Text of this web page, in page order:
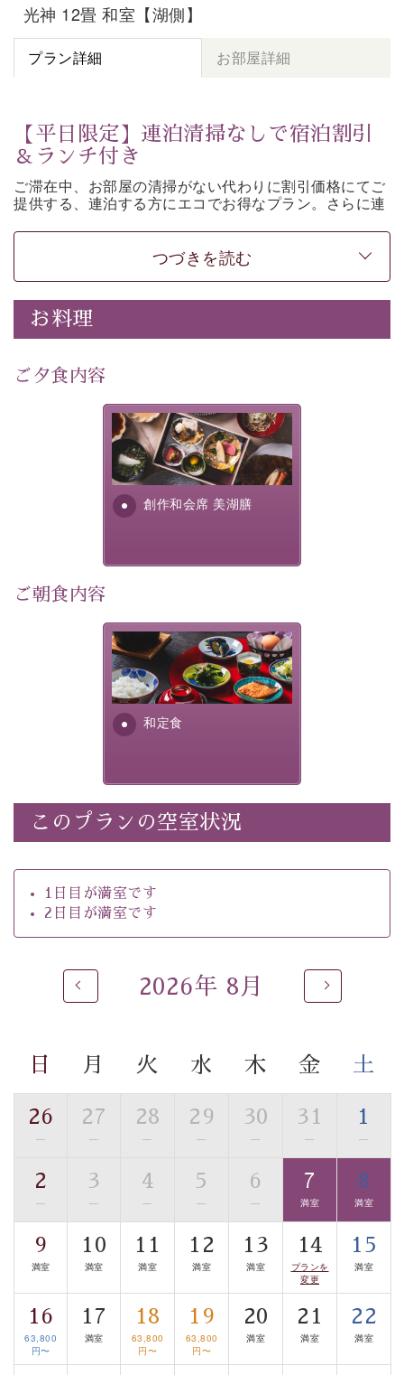
光神 12畳 和室【湖側】
プラン詳細 お部屋詳細
【平日限定】連泊清掃なしで宿泊割引
＆ランチ付き
ご滞在中、お部屋の清掃がない代わりに割引価格にてご
提供する、連泊する方にエコでお得なプラン。さらに連
社参拝バス（要事前予約）などの基本サービスもご用意
＜プラン注意事項＞ ※必ずお読みください
①客室内の清掃及びベッドメイキングは行いません。お
部屋はお出かけ時の状態のままとさせていただきます。
②タオル交換はご対応いたします。
-----------【安心への取り組み】----------
滞在いただけるよう
30項目以上からなる独自の衛生・消毒プログラムの基、
徹底した衛生管理を行っております。
----------------------------------------------
す）
貸切温泉風呂40分無料（滞在中一回）
・朝夕個室料亭で個室食
・諏訪大社4社を巡る無料参拝バス（事前予約制）
・館内着をご用意
・就寝用パジャマをご用意
・環境に配慮したアメニティをご用意
・チェックイン15時、チェックアウト10時
・朝夕個室料亭で個室食
・ご夕食は地産地消の創作和会席 美湖膳（二十四節気
【温泉】
るご入浴をお愉しみください。
■お座敷風呂（大浴場）
温泉の成分に合わせ、防菌防カビの特殊素材の畳を使
用。 足元が柔らかく、そして滑りにくい畳のお風呂で
※男性大浴場までのご移動には階段がございます。 予め
ご了承のほどお願いいたします。
■貸切温泉風呂 （40分無料）
眺望はございませんが、源泉掛け流しの温泉の質を楽し
む貸切温泉風呂です。ゆったりといやされるプライベー
トな空間をお愉しみください。
【旅】
つづきを読む
お料理
ご夕食内容
創作和会席 美湖膳
美湖膳とは諏訪の地で特別を
提供する為に料理長・神原 裕
明が考え出した創作和会席で
す。美しい諏訪湖の幸...
ご朝食内容
和定食
さっぱりとした和食膳に使わ
れる食材は、諏訪の名産品を
ふんだんに取り入れ、安心・
安全を心掛けた長野県産...
このプランの空室状況
1日目が満室です
2日目が満室です
2026年 8月
日 月 火 水 木 金 土
26
—
27
—
28
—
29
—
30
—
31
—
1
—
2
—
3
—
4
—
5
—
6
—
7
満室
8
満室
9
満室
10
満室
11
満室
12
満室
13
満室
14
プランを
変更
15
満室
16
63,800
円〜
17
満室
18
63,800
円〜
19
63,800
円〜
20
満室
21
満室
22
満室